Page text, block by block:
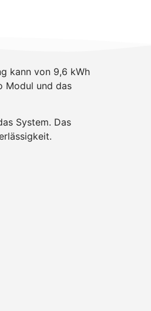
kann von 9,6 kWh
Modul und das
System. Das